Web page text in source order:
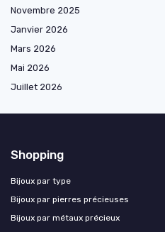
Novembre 2025
Janvier 2026
Mars 2026
Mai 2026
Juillet 2026
Shopping
Bijoux par type
Bijoux par pierres précieuses
Bijoux par métaux précieux